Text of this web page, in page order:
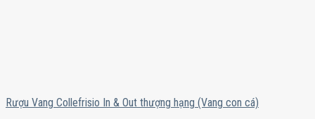
Rượu Vang Collefrisio In & Out thượng hạng (Vang con cá)